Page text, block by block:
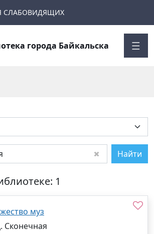
Найти
1
муз
Сконечная
Найти
СЛАБОВИДЯЩИХ
города Байкальска